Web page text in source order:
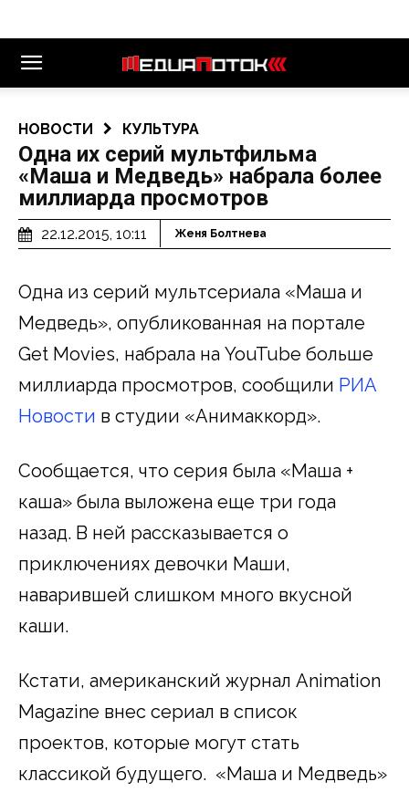
НОВОСТИ КУЛЬТУРА
Одна их серий мультфильма
«Маша и Медведь» набрала более
миллиарда просмотров
22.12.2015, 10:11 Женя Болтнева
Одна из серий мультсериала «Маша и
Медведь», опубликованная на портале
Get Movies, набрала на YouTube больше
миллиарда просмотров, сообщили РИА
Новости в студии «Анимаккорд».
Сообщается, что серия была «Маша +
каша» была выложена еще три года
назад. В ней рассказывается о
приключениях девочки Маши,
наварившей слишком много вкусной
каши.
Кстати, американский журнал Animation
Magazine внес сериал в список
проектов, которые могут стать
классикой будущего. «Маша и Медведь»